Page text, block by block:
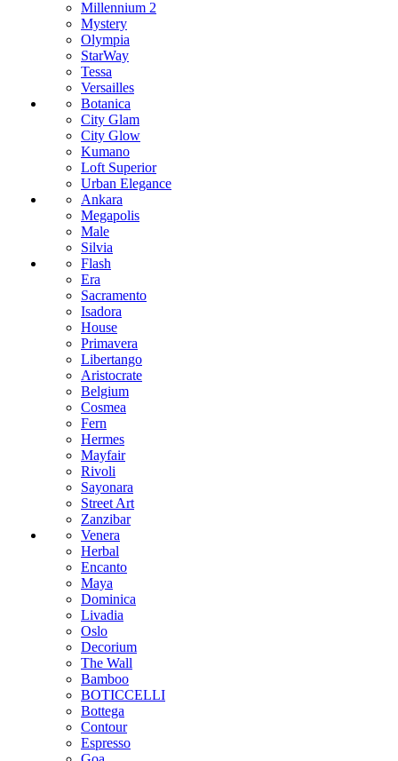
Millennium 2
Mystery
Olympia
StarWay
Tessa
Versailles
Botanica
City Glam
City Glow
Kumano
Loft Superior
Urban Elegance
Ankara
Megapolis
Male
Silvia
Flash
Era
Sacramento
Isadora
House
Primavera
Libertango
Aristocrate
Belgium
Cosmea
Fern
Hermes
Mayfair
Rivoli
Sayonara
Street Art
Zanzibar
Venera
Herbal
Encanto
Maya
Dominica
Livadia
Oslo
Decorium
The Wall
Bamboo
BOTICCELLI
Bottega
Contour
Espresso